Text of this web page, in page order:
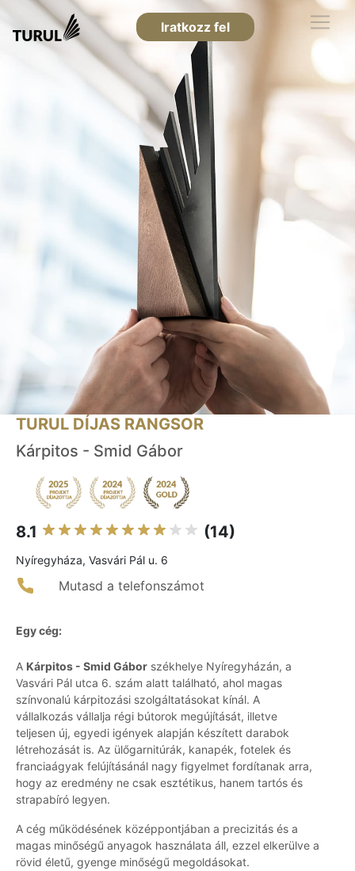
Iratkozz fel
TURUL DÍJAS RANGSOR
Kárpitos - Smid Gábor
8.1 (14)
Nyíregyháza, Vasvári Pál u. 6
Mutasd a telefonszámot
Egy cég:
A Kárpitos - Smid Gábor székhelye Nyíregyházán, a
Vasvári Pál utca 6. szám alatt található, ahol magas
színvonalú kárpitozási szolgáltatásokat kínál. A
vállalkozás vállalja régi bútorok megújítását, illetve
teljesen új, egyedi igények alapján készített darabok
létrehozását is. Az ülőgarnitúrák, kanapék, fotelek és
franciaágyak felújításánál nagy figyelmet fordítanak arra,
hogy az eredmény ne csak esztétikus, hanem tartós és
strapabíró legyen.
A cég működésének középpontjában a precizitás és a
magas minőségű anyagok használata áll, ezzel elkerülve a
rövid életű, gyenge minőségű megoldásokat.